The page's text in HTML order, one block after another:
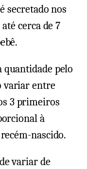
secretado nos
cerca de 7
quantidade pelo
variar entre
3 primeiros
à
nascido.
variar de